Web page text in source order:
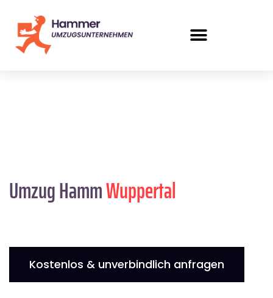
Umzug HammWuppertal
Kostenlos & unverbindlich anfragen